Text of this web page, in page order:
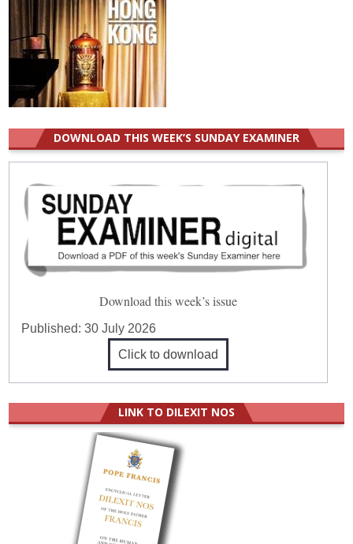
DOWNLOAD THIS WEEK’S SUNDAY EXAMINER
Download this week’s issue
Published:30 July 2026
Click to download
LINK TO DILEXIT NOS